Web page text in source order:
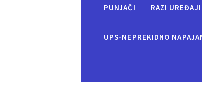
PUNJAČI RAZI UREĐAJI
UPS-NEPREKIDNO